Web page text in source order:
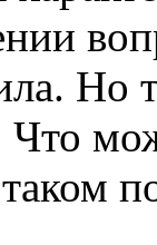
Но
таком